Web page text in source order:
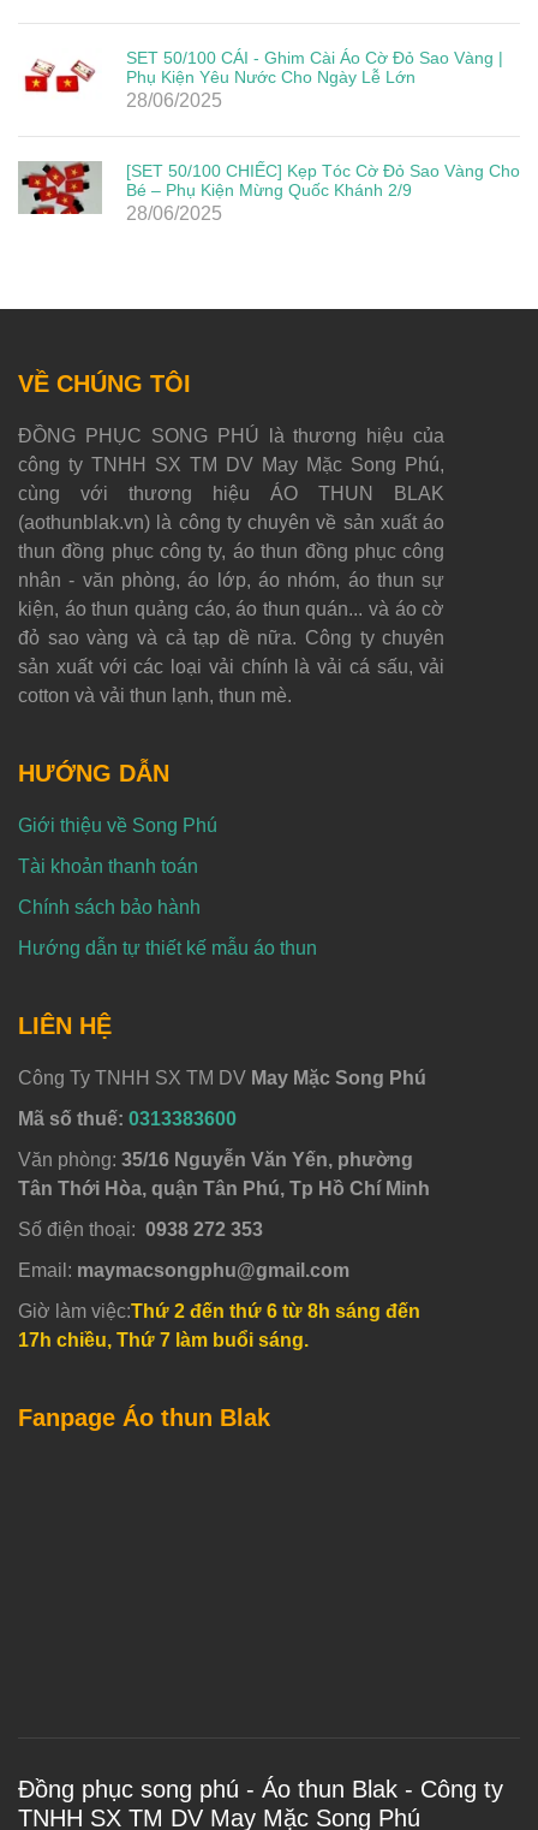
SET 50/100 CÁI - Ghim Cài Áo Cờ Đỏ Sao Vàng |
Phụ Kiện Yêu Nước Cho Ngày Lễ Lớn
28/06/2025
[SET 50/100 CHIẾC] Kẹp Tóc Cờ Đỏ Sao Vàng Cho
Bé – Phụ Kiện Mừng Quốc Khánh 2/9
28/06/2025
VỀ CHÚNG TÔI
ĐỒNG PHỤC SONG PHÚ là thương hiệu của
công ty TNHH SX TM DV May Mặc Song Phú,
cùng với thương hiệu ÁO THUN BLAK
(aothunblak.vn) là công ty chuyên về sản xuất áo
thun đồng phục công ty, áo thun đồng phục công
nhân - văn phòng, áo lớp, áo nhóm, áo thun sự
kiện, áo thun quảng cáo, áo thun quán... và áo cờ
đỏ sao vàng và cả tạp dề nữa. Công ty chuyên
sản xuất với các loại vải chính là vải cá sấu, vải
cotton và vải thun lạnh, thun mè.
HƯỚNG DẪN
Giới thiệu về Song Phú
Tài khoản thanh toán
Chính sách bảo hành
Hướng dẫn tự thiết kế mẫu áo thun
LIÊN HỆ
Công Ty TNHH SX TM DV May Mặc Song Phú
Mã số thuế: 0313383600
Văn phòng: 35/16 Nguyễn Văn Yến, phường
Tân Thới Hòa, quận Tân Phú, Tp Hồ Chí Minh
Số điện thoại: 0938 272 353
Email: maymacsongphu@gmail.com
Giờ làm việc:Thứ 2 đến thứ 6 từ 8h sáng đến
17h chiều, Thứ 7 làm buổi sáng.
Fanpage Áo thun Blak
Đồng phục song phú - Áo thun Blak - Công ty
TNHH SX TM DV May Mặc Song Phú